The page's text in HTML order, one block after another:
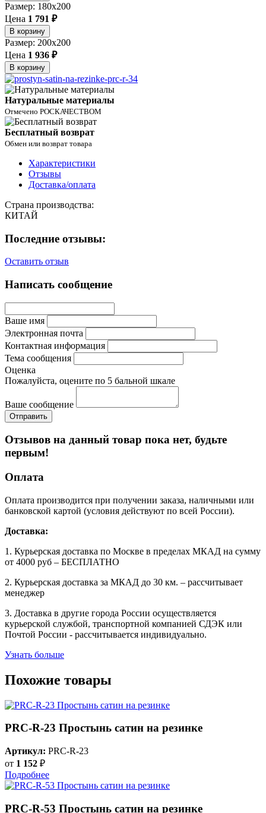
Размер: 180x200
Цена 1 791 ₽
В корзину
Размер: 200x200
Цена 1 936 ₽
В корзину
Натуральные материалы
Отмечено РОСКАЧЕСТВОМ
Бесплатный возврат
Обмен или возврат товара
Характеристики
Отзывы
Доставка/оплата
Страна производства:
КИТАЙ
Последние отзывы:
Оставить отзыв
Написать сообщение
Ваше имя
Электронная почта
Контактная информация
Тема сообщения
Оценка
Пожалуйста, оцените по 5 бальной шкале
Ваше сообщение
Отзывов на данный товар пока нет, будьте
первым!
Оплата
Оплата производится при получении заказа, наличными или
банковской картой (условия действуют по всей России).
Доставка:
1. Курьерская доставка по Москве в пределах МКАД на сумму
от 4000 руб – БЕСПЛАТНО
2. Курьерская доставка за МКАД до 30 км. – рассчитывает
менеджер
3. Доставка в другие города России осуществляется
курьерской службой, транспортной компанией СДЭК или
Почтой России - рассчитывается индивидуально.
Узнать больше
Похожие товары
PRC-R-23 Простынь сатин на резинке
Артикул: PRC-R-23
от 1 152 ₽
Подробнее
PRC-R-53 Простынь сатин на резинке